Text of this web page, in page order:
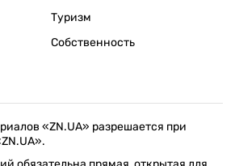
Туризм
Собственность
«ZN.UA» разрешается при